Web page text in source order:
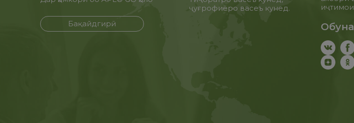
Бақайдгирӣ
ҷуғрофиёро васеъ кунед.